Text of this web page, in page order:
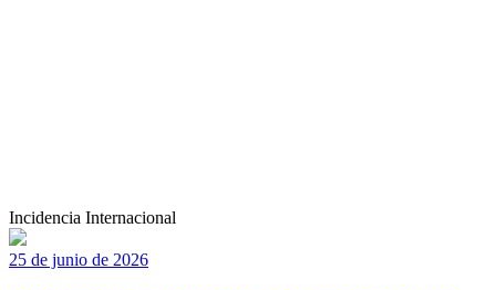
Incidencia Internacional
25 de junio de 2026